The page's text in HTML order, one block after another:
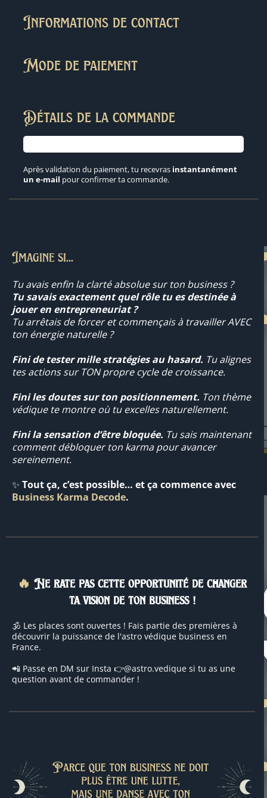
Informations de contact
Mode de paiement
Détails de la commande
Après validation du paiement, tu recevras instantanément
un e-mail pour confirmer ta commande.
Imagine si...
Tu avais enfin la clarté absolue sur ton business ?
Tu savais exactement quel rôle tu es destinée à
jouer en entrepreneuriat ?
Tu arrêtais de forcer et commençais à travailler AVEC
ton énergie naturelle ?
Fini de tester mille stratégies au hasard. Tu alignes
tes actions sur TON propre cycle de croissance.
Fini les doutes sur ton positionnement. Ton thème
védique te montre où tu excelles naturellement.
Fini la sensation d’être bloquée. Tu sais maintenant
comment débloquer ton karma pour avancer
sereinement.
✨ Tout ça, c’est possible… et ça commence avec
Business Karma Decode.
🔥 Ne rate pas cette opportunité de changer
ta vision de ton business !
🕉️ Les places sont ouvertes ! Fais partie des premières à
découvrir la puissance de l'astro védique business en
France.
📲 Passe en DM sur Insta 👉@astro.vedique si tu as une
question avant de commander !